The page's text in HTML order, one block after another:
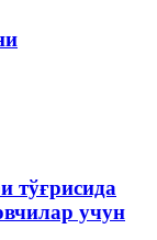
тўғрисида
учун